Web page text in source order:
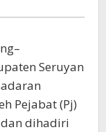
Seruyan
Pejabat (Pj)
dihadiri